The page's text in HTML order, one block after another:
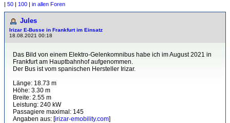
| 50 | 100 | in allen Foren
Jules
Irizar E-Busse in Frankfurt im Einsatz
18.08.2021 00:18
Das Bild von einem Elektro-Gelenkomnibus habe ich im August 2021 in
Frankfurt am Hauptbahnhof aufgenommen.
Der Bus ist vom spanischen Hersteller Irizar.
Länge: 18.73 m
Höhe: 3.30 m
Breite: 2.55 m
Leistung: 240 kW
Passagiere maximal: 145
Angaben aus: [irizar-emobility.com]